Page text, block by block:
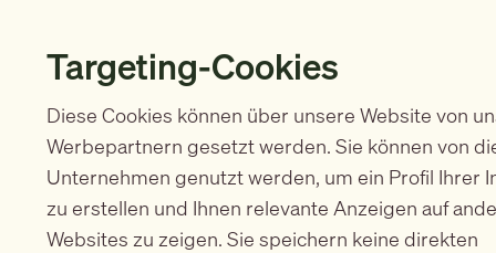
Targeting-Cookies
Diese Cookies können über unsere Website von
Werbepartnern gesetzt werden. Sie können von
Unternehmen genutzt werden, um ein Profil Ihrer
zu erstellen und Ihnen relevante Anzeigen auf
Websites zu zeigen. Sie speichern keine direkten